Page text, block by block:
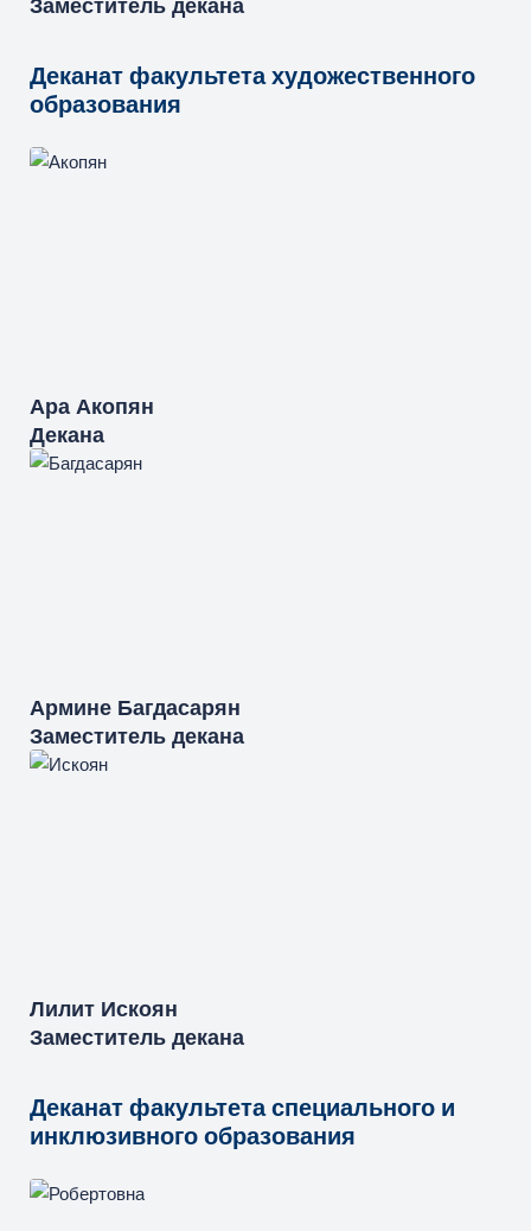
Деканат факультета художественного
образования
Ара Акопян
Декана
Армине Багдасарян
Заместитель декана
Лилит Искоян
Заместитель декана
Деканат факультета специального и
инклюзивного образования